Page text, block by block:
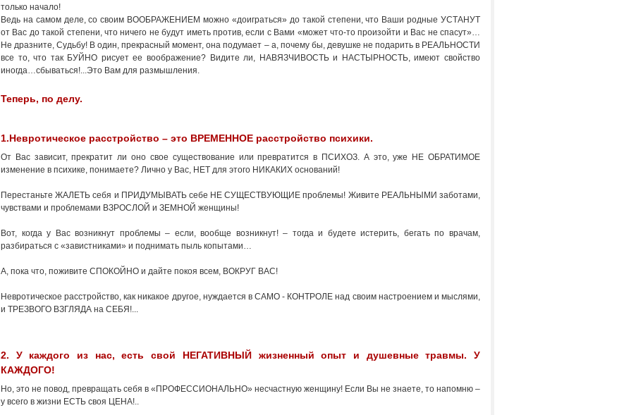
только начало!
Ведь на самом деле, со своим ВООБРАЖЕНИЕМ можно «доиграться» до такой степени, что Ваши родные УСТАНУТ
от Вас до такой степени, что ничего не будут иметь против, если с Вами «может что-то произойти и Вас не спасут»…
Не дразните, Судьбу! В один, прекрасный момент, она подумает – а, почему бы, девушке не подарить в РЕАЛЬНОСТИ
все то, что так БУЙНО рисует ее воображение? Видите ли, НАВЯЗЧИВОСТЬ и НАСТЫРНОСТЬ, имеют свойство
иногда…сбываться!...Это Вам для размышления.
Теперь, по делу.
1.Невротическое расстройство – это ВРЕМЕННОЕ расстройство психики.
От Вас зависит, прекратит ли оно свое существование или превратится в ПСИХОЗ. А это, уже НЕ ОБРАТИМОЕ
изменение в психике, понимаете? Лично у Вас, НЕТ для этого НИКАКИХ оснований!
Перестаньте ЖАЛЕТЬ себя и ПРИДУМЫВАТЬ себе НЕ СУЩЕСТВУЮЩИЕ проблемы! Живите РЕАЛЬНЫМИ заботами,
чувствами и проблемами ВЗРОСЛОЙ и ЗЕМНОЙ женщины!
Вот, когда у Вас возникнут проблемы – если, вообще возникнут! – тогда и будете истерить, бегать по врачам,
разбираться с «завистниками» и поднимать пыль копытами…
А, пока что, поживите СПОКОЙНО и дайте покоя всем, ВОКРУГ ВАС!
Невротическое расстройство, как никакое другое, нуждается в САМО - КОНТРОЛЕ над своим настроением и мыслями,
и ТРЕЗВОГО ВЗГЛЯДА на СЕБЯ!...
2. У каждого из нас, есть свой НЕГАТИВНЫЙ жизненный опыт и душевные травмы. У
КАЖДОГО!
Но, это не повод, превращать себя в «ПРОФЕССИОНАЛЬНО» несчастную женщину! Если Вы не знаете, то напомню –
у всего в жизни ЕСТЬ своя ЦЕНА!..